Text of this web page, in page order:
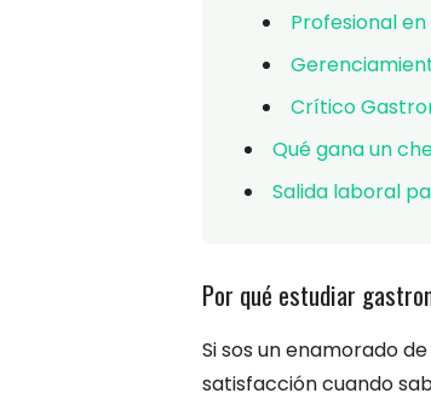
Profesional
Crítico
Qué gana un
Salida laboral
Por qué estudiar
Si sos un enamorado
satisfacción cuando